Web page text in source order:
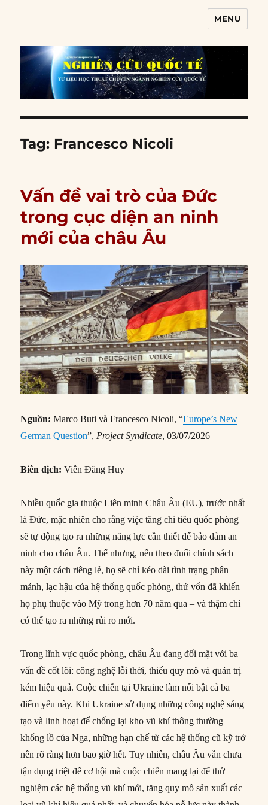
MENU
Tag: Francesco Nicoli
Vấn đề vai trò của Đức
trong cục diện an ninh
mới của châu Âu
Nguồn: Marco Buti và Francesco Nicoli, “Europe’s New
German Question”, Project Syndicate, 03/07/2026
Biên dịch: Viên Đăng Huy
Nhiều quốc gia thuộc Liên minh Châu Âu (EU), trước nhất
là Đức, mặc nhiên cho rằng việc tăng chi tiêu quốc phòng
sẽ tự động tạo ra những năng lực cần thiết để bảo đảm an
ninh cho châu Âu. Thế nhưng, nếu theo đuổi chính sách
này một cách riêng lẻ, họ sẽ chỉ kéo dài tình trạng phân
mảnh, lạc hậu của hệ thống quốc phòng, thứ vốn đã khiến
họ phụ thuộc vào Mỹ trong hơn 70 năm qua – và thậm chí
có thể tạo ra những rủi ro mới.
Trong lĩnh vực quốc phòng, châu Âu đang đối mặt với ba
vấn đề cốt lõi: công nghệ lỗi thời, thiếu quy mô và quản trị
kém hiệu quả. Cuộc chiến tại Ukraine làm nổi bật cả ba
điểm yếu này. Khi Ukraine sử dụng những công nghệ sáng
tạo và linh hoạt để chống lại kho vũ khí thông thường
khổng lồ của Nga, những hạn chế từ các hệ thống cũ kỹ trở
nên rõ ràng hơn bao giờ hết. Tuy nhiên, châu Âu vẫn chưa
tận dụng triệt để cơ hội mà cuộc chiến mang lại để thử
nghiệm các hệ thống vũ khí mới, tăng quy mô sản xuất các